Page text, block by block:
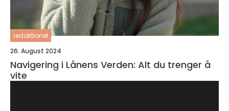
redaktionel
26. August 2024
Navigering i Lånens Verden: Alt du trenger å
vite